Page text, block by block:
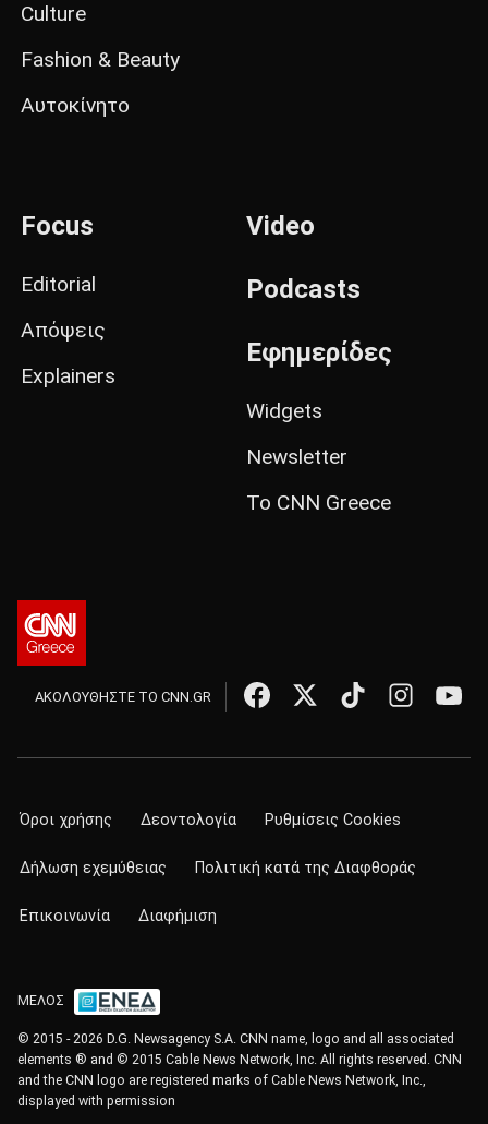
Culture
Fashion & Beauty
Αυτοκίνητο
Focus
Editorial
Απόψεις
Explainers
Video
Podcasts
Εφημερίδες
Widgets
Newsletter
Το CNN Greece
ΑΚΟΛΟΥΘΗΣΤΕ ΤΟ CNN.GR
Όροι χρήσης Δεοντολογία Ρυθμίσεις Cookies
Δήλωση εχεμύθειας Πολιτική κατά της Διαφθοράς
Επικοινωνία Διαφήμιση
ΜΕΛΟΣ
© 2015 - 2026 D.G. Newsagency S.A. CNN name, logo and all associated
elements ® and © 2015 Cable News Network, Inc. All rights reserved. CNN
and the CNN logo are registered marks of Cable News Network, Inc.,
displayed with permission